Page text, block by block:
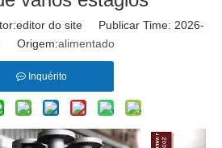
do site Publicar Time: 2026-
Origem:alimentado
Inquérito